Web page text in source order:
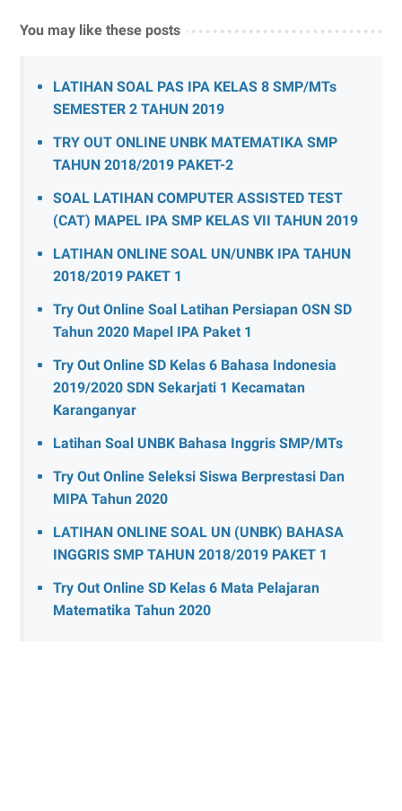
You may like these posts
LATIHAN SOAL PAS IPA KELAS 8 SMP/MTs
SEMESTER 2 TAHUN 2019
TRY OUT ONLINE UNBK MATEMATIKA SMP
TAHUN 2018/2019 PAKET-2
SOAL LATIHAN COMPUTER ASSISTED TEST
(CAT) MAPEL IPA SMP KELAS VII TAHUN 2019
LATIHAN ONLINE SOAL UN/UNBK IPA TAHUN
2018/2019 PAKET 1
Try Out Online Soal Latihan Persiapan OSN SD
Tahun 2020 Mapel IPA Paket 1
Try Out Online SD Kelas 6 Bahasa Indonesia
2019/2020 SDN Sekarjati 1 Kecamatan
Karanganyar
Latihan Soal UNBK Bahasa Inggris SMP/MTs
Try Out Online Seleksi Siswa Berprestasi Dan
MIPA Tahun 2020
LATIHAN ONLINE SOAL UN (UNBK) BAHASA
INGGRIS SMP TAHUN 2018/2019 PAKET 1
Try Out Online SD Kelas 6 Mata Pelajaran
Matematika Tahun 2020